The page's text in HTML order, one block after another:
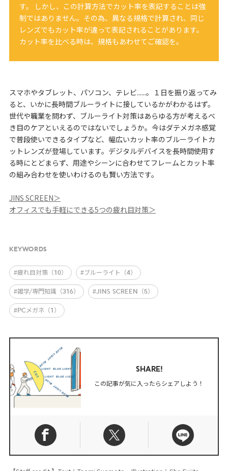
す。 しかし、この計算方法でカット率を表記することは強
制ではありません。その為、異なる規格で計算され、同じ
レンズでもカット率が違って表記されることがあります。
カット率を比べる時は、規格もあわせてご確認を。
スマホやタブレット、パソコン、テレビ......。１日を振り返ってみ
ると、いかに長時間ブルーライトに接しているかがわかるはず。
世代や職業を問わず、ブルーライト対策はあらゆる方が考えるべ
き目のケアといえるのではないでしょうか。今はダテメガネ感覚
で普段使いできるタイプなど、幅広いカット率のブルーライトカ
ットレンズが登場しています。デジタルデバイスを長時間使用す
る時にとどまらず、用途やシーンに合わせてフレームとカット率
の組み合わせを使いわけるのも賢い方法です。
JINS SCREEN＞
オフィスでも手軽にできる5つの疲れ目対策＞
KEYWORDS
#疲れ目対策（10） #ブルーライト（4）
#雑学/専門知識（316） #JINS SCREEN（5）
#PCメガネ（1）
SHARE!
この記事が気に入ったらシェアしよう！